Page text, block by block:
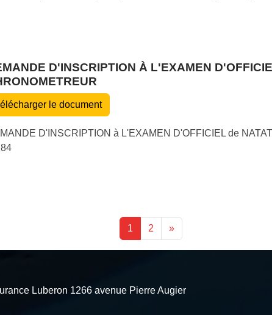
D'INSCRIPTION À L'EXAMEN
le document
D'INSCRIPTION à L'EXAMEN D'OFFICIEL de
1 2 »
Luberon 1266 avenue Pierre Augier